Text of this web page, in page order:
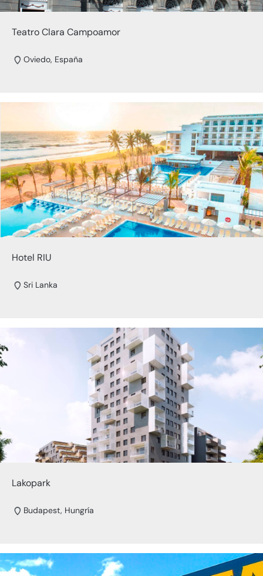
Teatro Clara Campoamor
Oviedo, España
Hotel RIU
Sri Lanka
Lakopark
Budapest, Hungría